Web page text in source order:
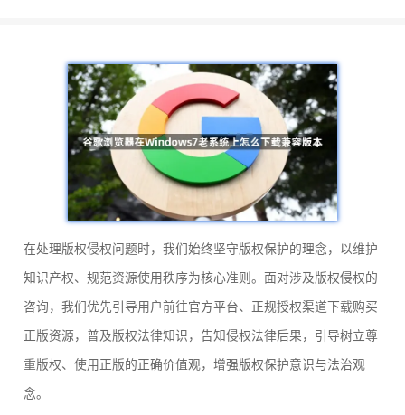
在处理版权侵权问题时，我们始终坚守版权保护的理念，以维护
知识产权、规范资源使用秩序为核心准则。面对涉及版权侵权的
咨询，我们优先引导用户前往官方平台、正规授权渠道下载购买
正版资源，普及版权法律知识，告知侵权法律后果，引导树立尊
重版权、使用正版的正确价值观，增强版权保护意识与法治观
念。